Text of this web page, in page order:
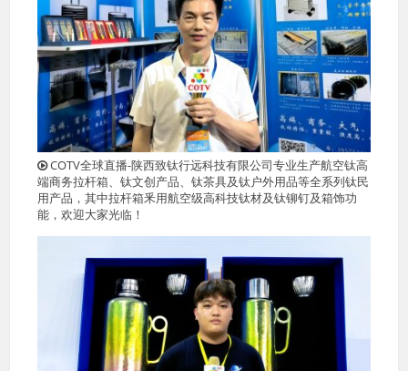
COTV全球直播-陕西致钛行远科技有限公司专业生产航空钛高
端商务拉杆箱、钛文创产品、钛茶具及钛户外用品等全系列钛民
用产品，其中拉杆箱釆用航空级高科技钛材及钛铆钉及箱饰功
能，欢迎大家光临！